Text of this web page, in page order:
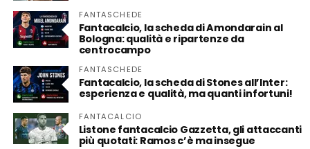
FANTASCHEDE
Fantacalcio, la scheda di Amondarain al
Bologna: qualità e ripartenze da
centrocampo
FANTASCHEDE
Fantacalcio, la scheda di Stones all’Inter:
esperienza e qualità, ma quanti infortuni!
FANTACALCIO
Listone fantacalcio Gazzetta, gli attaccanti
più quotati: Ramos c’è ma insegue